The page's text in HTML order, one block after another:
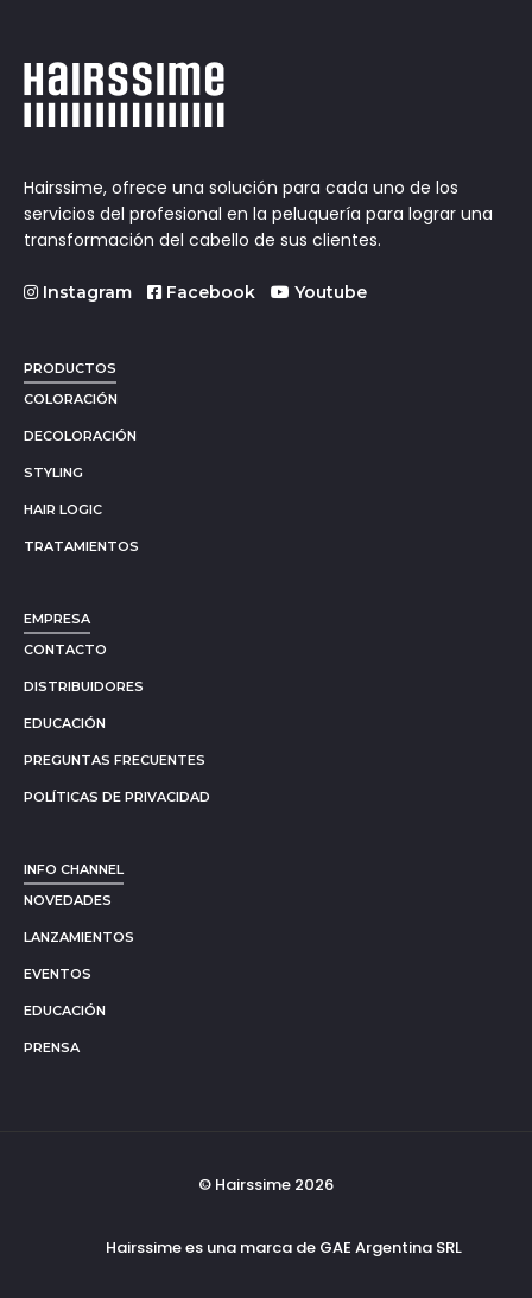
Hairssime, ofrece una solución para cada uno de los
servicios del profesional en la peluquería para lograr una
transformación del cabello de sus clientes.
Instagram Facebook Youtube
PRODUCTOS
COLORACIÓN
DECOLORACIÓN
STYLING
HAIR LOGIC
TRATAMIENTOS
EMPRESA
CONTACTO
DISTRIBUIDORES
EDUCACIÓN
PREGUNTAS FRECUENTES
POLÍTICAS DE PRIVACIDAD
INFO CHANNEL
NOVEDADES
LANZAMIENTOS
EVENTOS
EDUCACIÓN
PRENSA
© Hairssime 2026
Hairssime es una marca de GAE Argentina SRL